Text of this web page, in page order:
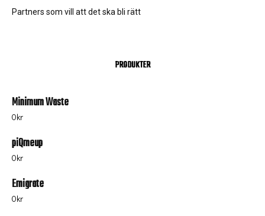
Partners som vill att det ska bli rätt
PRODUKTER
Minimum Waste
0kr
piQmeup
0kr
Emigrate
0kr